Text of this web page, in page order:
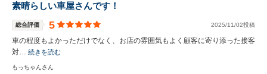
素晴らしい車屋さんです！
総合評価 5 2025/11/02投稿
車の程度もよかっただけでなく、お店の雰囲気もよく顧客に寄り添った接客
対… 続きを読む
もっちゃんさん